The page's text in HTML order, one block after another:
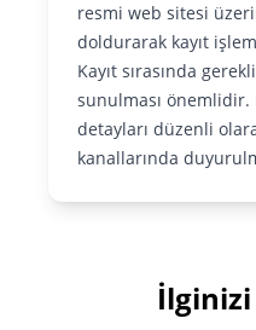
resmi web sitesi
doldurarak kayıt
Kayıt sırasında
sunulması
detayları düzenli
kanallarında